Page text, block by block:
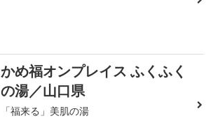
かめ福オンプレイス ふくふく
の湯／山口県
「福来る」美肌の湯